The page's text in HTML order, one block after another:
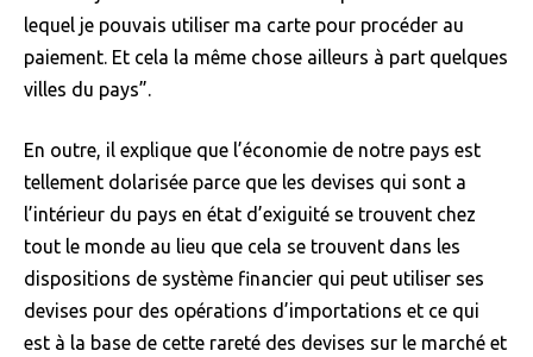
lequel je pouvais utiliser ma carte pour procéder au
paiement. Et cela la même chose ailleurs à part quelques
villes du pays”.
En outre, il explique que l’économie de notre pays est
tellement dolarisée parce que les devises qui sont a
l’intérieur du pays en état d’exiguité se trouvent chez
tout le monde au lieu que cela se trouvent dans les
dispositions de système financier qui peut utiliser ses
devises pour des opérations d’importations et ce qui
est à la base de cette rareté des devises sur le marché et